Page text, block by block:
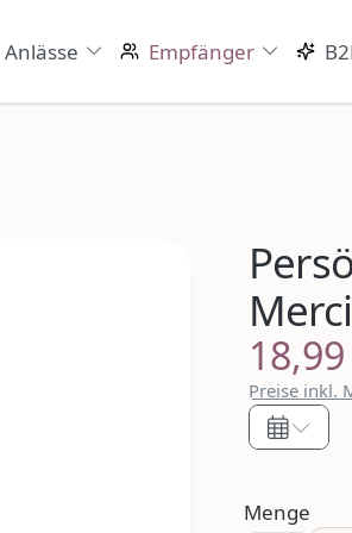
Anlässe Empfänger
Regulärer
Preise inkl.
Menge